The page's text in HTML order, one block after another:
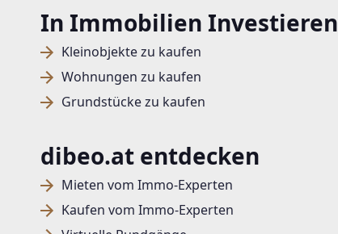
In Immobilien Investieren
Kleinobjekte zu kaufen
Wohnungen zu kaufen
Grundstücke zu kaufen
dibeo.at entdecken
Mieten vom Immo-Experten
Kaufen vom Immo-Experten